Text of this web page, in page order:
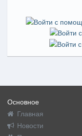
Основное
Главная
Новости